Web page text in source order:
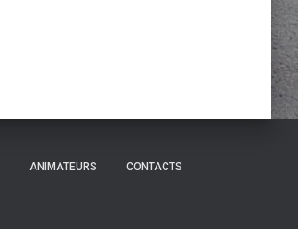
ANIMATEURS CONTACTS